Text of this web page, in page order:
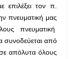
επιλέξει τον π.
πνευματική μας
πνευματική
συνοδεύεται από
απόλυτα όλους